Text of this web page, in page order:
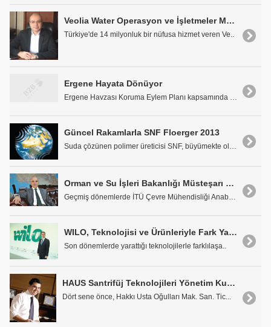
Veolia Water Operasyon ve İşletmeler Müdürü Süleyman Erkal: "Türkiye'de 14 Milyonluk bir Nüfusa Hizmet Veriyoruz"
Türkiye'de 14 milyonluk bir nüfusa hizmet veren Ve..
Ergene Hayata Dönüyor
Güncel Rakamlarla SNF Floerger 2013
Suda çözünen polimer üreticisi SNF, büyümekte olan..
Orman ve Su İşleri Bakanlığı Müsteşarı Prof. Dr. Lütfi Akça "Su, 21. Yüzyılın Stratejik Kaynaklarından Birisi Olacak"
WILO, Teknolojisi ve Ürünleriyle Fark Yaratmaya Devam Ediyor
Son dönemlerde yarattığı teknolojilerle farklılaşa..
HAUS Santrifüj Teknolojileri Yönetim Kurulu Başkanı Hakkı Gözlüklü: "Yatırımlarımız Devam Ediyor"
Dört sene önce, Hakkı Usta Oğulları Mak. San. Tic...